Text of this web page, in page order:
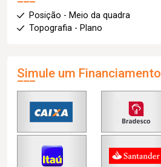
Posição - Meio da quadra
Topografia - Plano
Simule um Financiamento